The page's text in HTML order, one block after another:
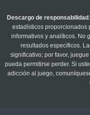
Descargo de responsabilidad
estadísticos proporcionados
informativos y analíticos. No
resultados específicos.
significativo; por favor,
pueda permitirse perder. Si
adicción al juego,